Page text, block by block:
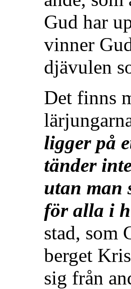
Gud har
vinner
djävulen
Det finns
ligger på
tänder
utan man
för alla i
stad, som
berget
sig från